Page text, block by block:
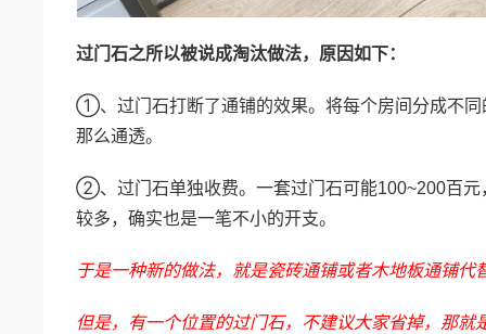
过门石之所以被说成淘汰做法，原因如下：
①、过门石打断了通铺的效果。将每个房间分成不同
那么通透。
②、过门石单独收费。一套过门石可能100~200百元
较多，确实也是一笔不小的开支。
于是一种新的做法，就是瓷砖通铺或者木地板通铺代
但是，有一个位置的过门石，不建议大家省掉，那就